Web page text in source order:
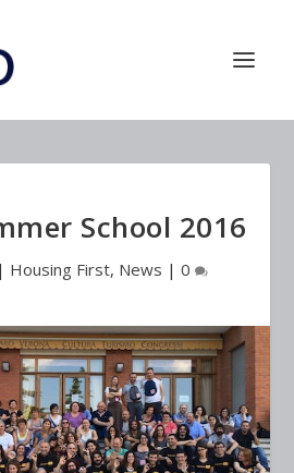
School 2016
| Housing First, News | 0